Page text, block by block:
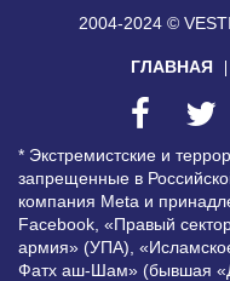
2004-2024 ©
ГЛАВНАЯ
* Экстремистские и
запрещенные в
компания Meta и
Facebook, «Правый
армия» (УПА),
Фатх аш-Шам» (бывшая